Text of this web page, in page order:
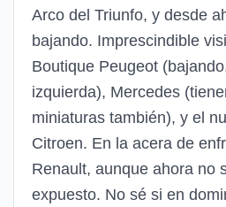
Arco del Triunfo, y desde
bajando. Imprescindible
Boutique Peugeot
izquierda), Mercedes
miniaturas también), y el
Citroen. En la acera de
Renault, aunque ahora no
expuesto. No sé si en